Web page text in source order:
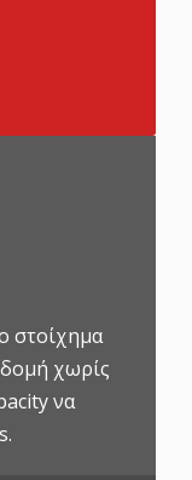
στοίχημα
χωρίς
να